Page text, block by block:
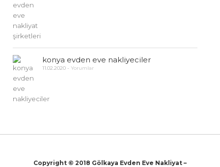
konya evden eve nakliyeciler
11.02.2020 - Yorumlar
Copyright © 2018 Gölkaya Evden Eve Nakliyat –